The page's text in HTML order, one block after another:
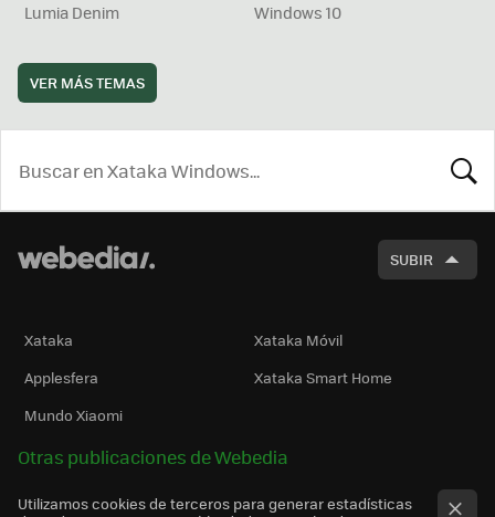
Lumia Denim
Windows 10
VER MÁS TEMAS
SUBIR
Xataka
Xataka Móvil
Applesfera
Xataka Smart Home
Mundo Xiaomi
Otras publicaciones de Webedia
Utilizamos cookies de terceros para generar estadísticas